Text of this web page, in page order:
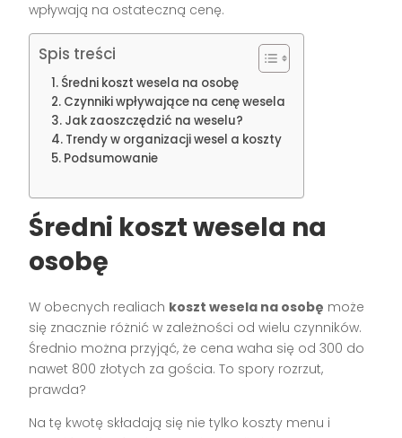
wpływają na ostateczną cenę.
Spis treści
Średni koszt wesela na osobę
Czynniki wpływające na cenę wesela
Jak zaoszczędzić na weselu?
Trendy w organizacji wesel a koszty
Podsumowanie
Średni koszt wesela na
osobę
W obecnych realiach koszt wesela na osobę może
się znacznie różnić w zależności od wielu czynników.
Średnio można przyjąć, że cena waha się od 300 do
nawet 800 złotych za gościa. To spory rozrzut,
prawda?
Na tę kwotę składają się nie tylko koszty menu i